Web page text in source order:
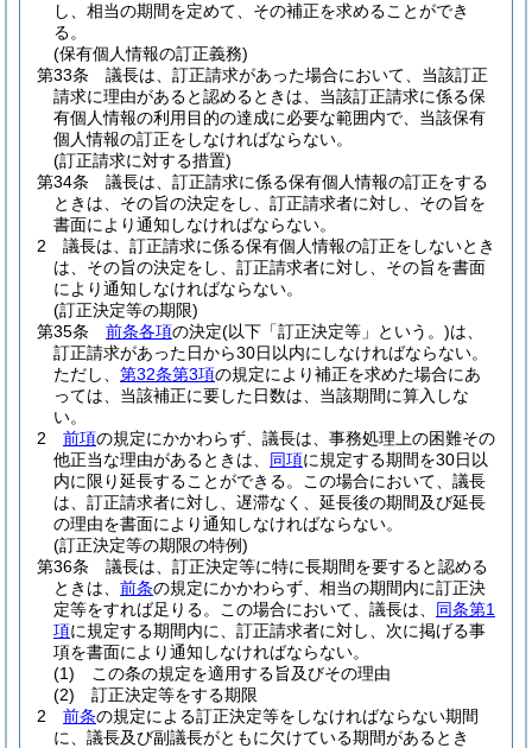
し、相当の期間を定めて、その補正を求めることができ
る。
(保有個人情報の訂正義務)
第33条
議長は、訂正請求があった場合において、当該訂正
請求に理由があると認めるときは、当該訂正請求に係る保
有個人情報の利用目的の達成に必要な範囲内で、当該保有
個人情報の訂正をしなければならない。
(訂正請求に対する措置)
第34条
議長は、訂正請求に係る保有個人情報の訂正をする
ときは、その旨の決定をし、訂正請求者に対し、その旨を
書面により通知しなければならない。
2
議長は、訂正請求に係る保有個人情報の訂正をしないとき
は、その旨の決定をし、訂正請求者に対し、その旨を書面
により通知しなければならない。
(訂正決定等の期限)
第35条
前条各項の決定(以下「訂正決定等」という。)は、
訂正請求があった日から30日以内にしなければならない。
ただし、 第32条第3項の規定により補正を求めた場合にあ
っては、当該補正に要した日数は、当該期間に算入しな
い。
2
前項の規定にかかわらず、議長は、事務処理上の困難その
他正当な理由があるときは、 同項に規定する期間を30日以
内に限り延長することができる。
この場合において、議長
は、訂正請求者に対し、遅滞なく、延長後の期間及び延長
の理由を書面により通知しなければならない。
(訂正決定等の期限の特例)
第36条
議長は、訂正決定等に特に長期間を要すると認める
ときは、 前条の規定にかかわらず、相当の期間内に訂正決
定等をすれば足りる。
この場合において、議長は、 同条第1
項に規定する期間内に、訂正請求者に対し、次に掲げる事
項を書面により通知しなければならない。
(1)
この条の規定を適用する旨及びその理由
(2)
訂正決定等をする期限
2
前条の規定による訂正決定等をしなければならない期間
に、議長及び副議長がともに欠けている期間があるとき